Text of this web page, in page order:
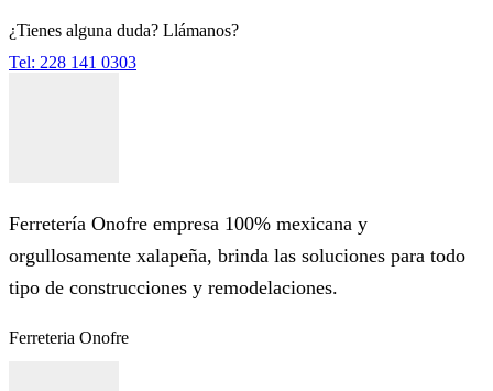
¿Tienes alguna duda? Llámanos?
Tel: 228 141 0303
Ferretería Onofre empresa 100% mexicana y
orgullosamente xalapeña, brinda las soluciones para todo
tipo de construcciones y remodelaciones.
Ferreteria Onofre